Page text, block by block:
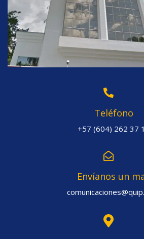
Teléfono
+57 (604) 262 37
Envíanos un